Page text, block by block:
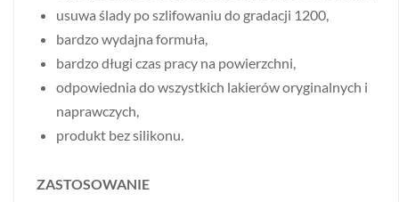
usuwa ślady po szlifowaniu do gradacji 1200,
bardzo wydajna formuła,
bardzo długi czas pracy na powierzchni,
odpowiednia do wszystkich lakierów oryginalnych i
naprawczych,
produkt bez silikonu.
ZASTOSOWANIE